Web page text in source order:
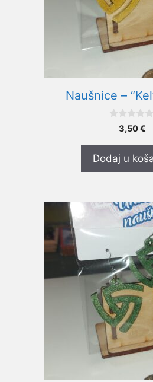
Naušnice –
3,50€
Dodaj u